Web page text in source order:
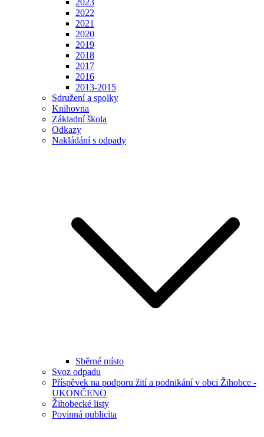
2023
2022
2021
2020
2019
2018
2017
2016
2013-2015
Sdružení a spolky
Knihovna
Základní škola
Odkazy
Nakládání s odpady
Sběrné místo
Svoz odpadu
Příspěvek na podporu žití a podnikání v obci Žihobce -
UKONČENO
Žihobecké listy
Povinná publicita